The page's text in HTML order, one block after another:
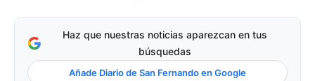
Haz que nuestras noticias aparezcan en tus
búsquedas
Añade Diario de San Fernando en Google